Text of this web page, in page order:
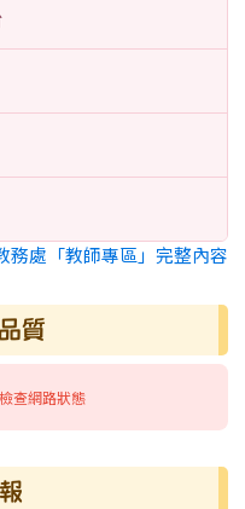
務處「教師專區」完整內容
質
查網路狀態